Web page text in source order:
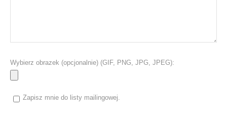
Wybierz obrazek (opcjonalnie) (GIF, PNG, JPG, JPEG):
Zapisz mnie do listy mailingowej.